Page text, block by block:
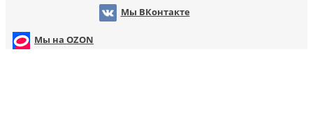
Мы ВКонтакте
Мы на OZON